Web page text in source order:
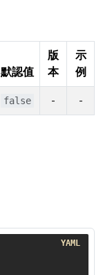
默認值
版
本
示
例
false - -